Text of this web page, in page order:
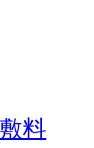
料